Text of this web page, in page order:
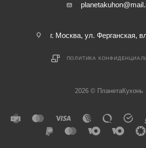
г. Москва, ул. Ферганская,
ПОЛИТИКА
2026 © ПланетаКухонь